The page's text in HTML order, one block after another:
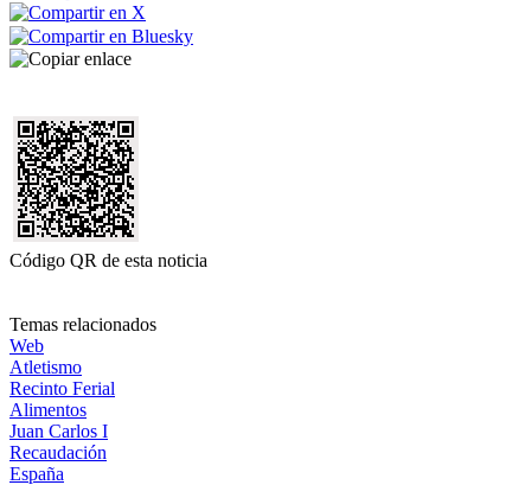
Código QR de esta noticia
Temas relacionados
Web
Atletismo
Recinto Ferial
Alimentos
Juan Carlos I
Recaudación
España